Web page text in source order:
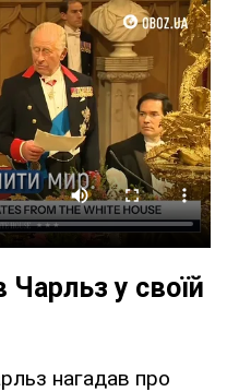
у своїй
нагадав про